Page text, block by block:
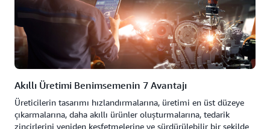
Akıllı Üretimi Benimsemenin 7 Avantajı
Üreticilerin tasarımı hızlandırmalarına, üretimi en üst düzeye
çıkarmalarına, daha akıllı ürünler oluşturmalarına, tedarik
zincirlerini yeniden keşfetmelerine ve sürdürülebilir bir şekilde